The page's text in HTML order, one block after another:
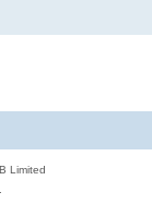
Limited